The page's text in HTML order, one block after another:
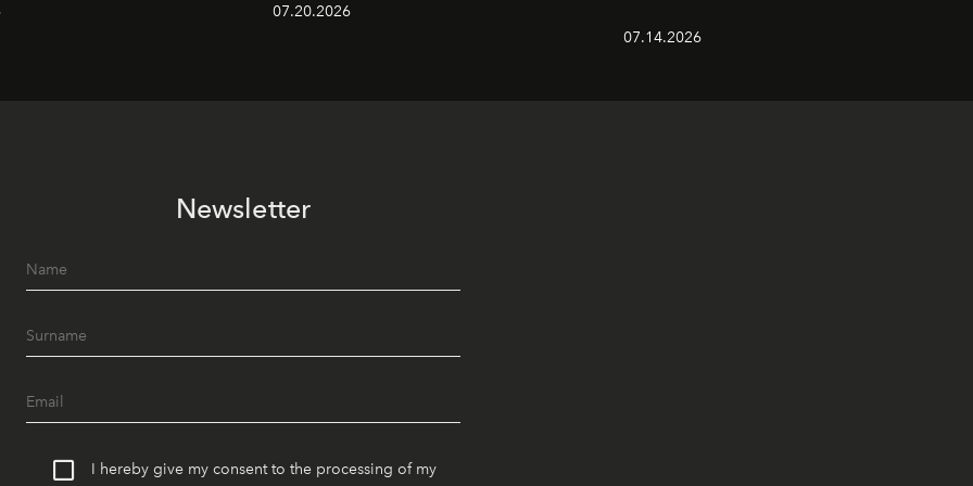
07.20.2026
07.14.2026
Newsletter
I hereby give my consent to the processing of my